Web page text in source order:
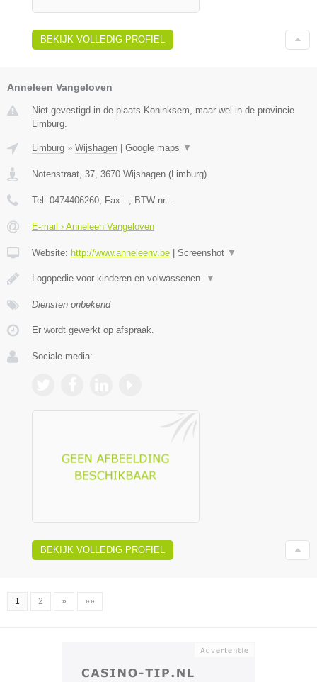
BEKIJK VOLLEDIG PROFIEL
Anneleen Vangeloven
Niet gevestigd in de plaats Koninksem, maar wel in de provincie
Limburg.
Limburg » Wijshagen Google maps ▼
Notenstraat, 37, 3670 Wijshagen (Limburg)
Tel: 0474406260, Fax: -, BTW-nr: -
E-mail › Anneleen Vangeloven
Website: http://www.anneleenv.be Screenshot ▼
Logopedie voor kinderen en volwassenen. ▼
Diensten onbekend
Er wordt gewerkt op afspraak.
Sociale media:
BEKIJK VOLLEDIG PROFIEL
1 2 » »»